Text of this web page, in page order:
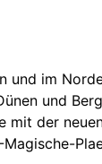
und im
und
der